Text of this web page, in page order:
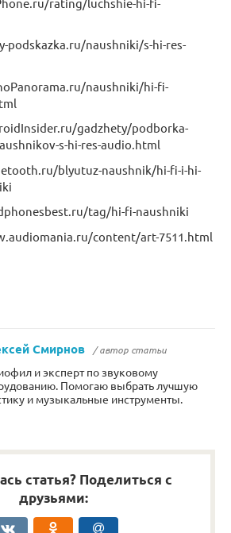
podskazka.ru/naushniki/s-hi-res-
naushniki/hi-fi-
gadzhety/podborka-
s-hi-res-audio.html
blyutuz-naushnik/hi-fi-i-hi-
tag/hi-fi-naushniki
content/art-7511.html
Смирнов / автор статьи
и эксперт по звуковому
Помогаю выбрать лучшую
и музыкальные инструменты.
статья? Поделиться с
друзьями: